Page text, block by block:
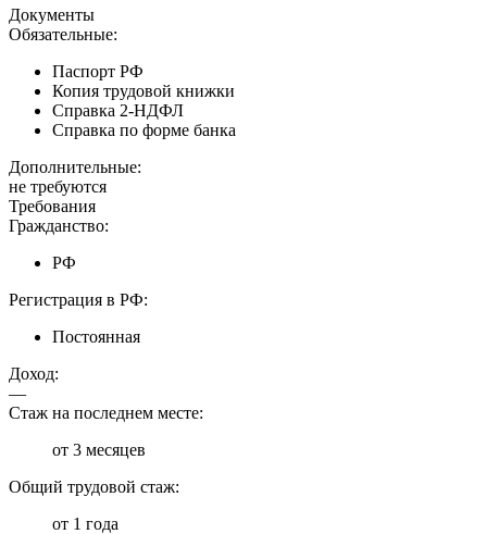
Документы
Обязательные:
Паспорт РФ
Копия трудовой книжки
Справка 2-НДФЛ
Справка по форме банка
Дополнительные:
не требуются
Требования
Гражданство:
РФ
Регистрация в РФ:
Постоянная
Доход:
—
Стаж на последнем месте:
от 3 месяцев
Общий трудовой стаж:
от 1 года